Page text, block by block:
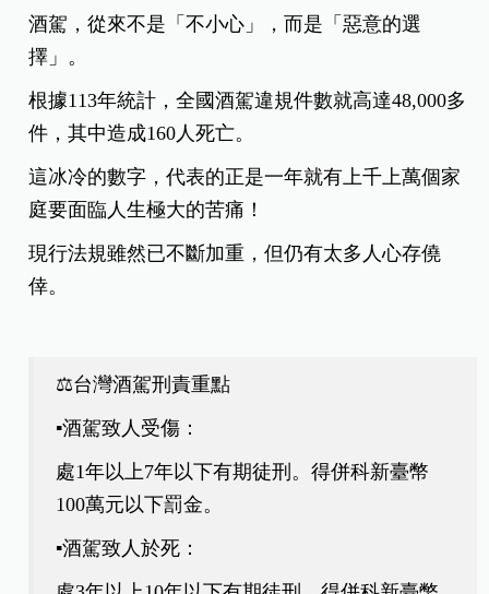
酒駕，從來不是「不小心」，而是「惡意的選
擇」。
根據113年統計，全國酒駕違規件數就高達48,000多
件，其中造成160人死亡。
這冰冷的數字，代表的正是一年就有上千上萬個家
庭要面臨人生極大的苦痛！
現行法規雖然已不斷加重，但仍有太多人心存僥
倖。
⚖️台灣酒駕刑責重點
▪️酒駕致人受傷：
處1年以上7年以下有期徒刑。得併科新臺幣
100萬元以下罰金。
▪️酒駕致人於死：